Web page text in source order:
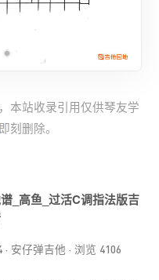
本站收录引用仅供琴友学
即刻删除。
_高鱼_过活C调指法版吉
· 安仔弹吉他 · 浏览 4106